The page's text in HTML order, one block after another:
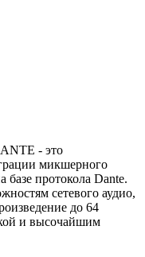
- это
микшерного
базе протокола Dante.
сетевого аудио,
до 64
и высочайшим